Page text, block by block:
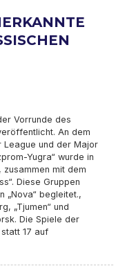
Vorrunde des
An dem
League und der Major
Yugra“ wurde in
mit dem
Diese Gruppen
„Nova“ begleitet.,
„Tjumen“ und
Die Spiele der
17 auf